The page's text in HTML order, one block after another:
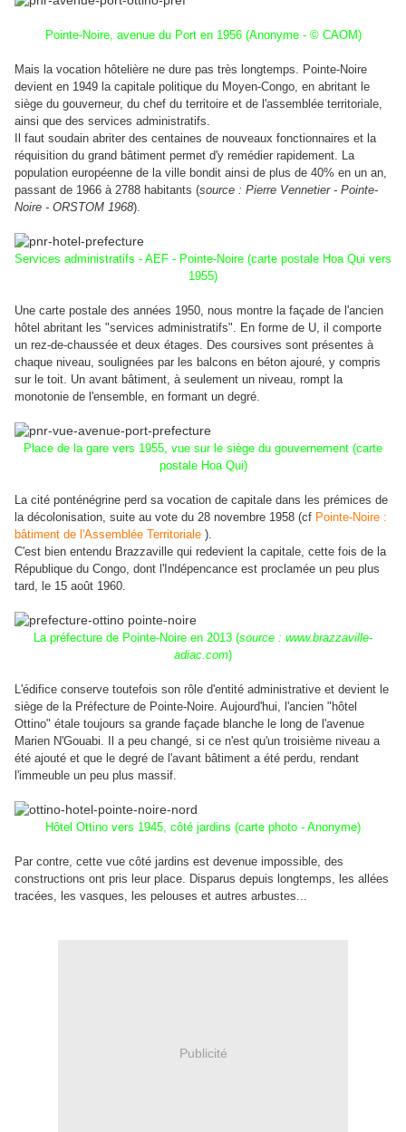
Pointe-Noire, avenue du Port en 1956 (Anonyme - © CAOM)
Mais la vocation hôtelière ne dure pas très longtemps. Pointe-Noire
devient en 1949 la capitale politique du Moyen-Congo, en abritant le
siège du gouverneur, du chef du territoire et de l'assemblée territoriale,
ainsi que des services administratifs.
Il faut soudain abriter des centaines de nouveaux fonctionnaires et la
réquisition du grand bâtiment permet d'y remédier rapidement. La
population européenne de la ville bondit ainsi de plus de 40% en un an,
passant de 1966 à 2788 habitants (source : Pierre Vennetier - Pointe-
Noire - ORSTOM 1968).
Services administratifs - AEF - Pointe-Noire (carte postale Hoa Qui vers
1955)
Une carte postale des années 1950, nous montre la façade de l'ancien
hôtel abritant les "services administratifs". En forme de U, il comporte
un rez-de-chaussée et deux étages. Des coursives sont présentes à
chaque niveau, soulignées par les balcons en béton ajouré, y compris
sur le toit. Un avant bâtiment, à seulement un niveau, rompt la
monotonie de l'ensemble, en formant un degré.
Place de la gare vers 1955, vue sur le siège du gouvernement (carte
postale Hoa Qui)
La cité ponténégrine perd sa vocation de capitale dans les prémices de
la décolonisation, suite au vote du 28 novembre 1958 (cf Pointe-Noire :
bâtiment de l'Assemblée Territoriale ).
C'est bien entendu Brazzaville qui redevient la capitale, cette fois de la
République du Congo, dont l'Indépencance est proclamée un peu plus
tard, le 15 août 1960.
La préfecture de Pointe-Noire en 2013 (source : www.brazzaville-
adiac.com)
L'édifice conserve toutefois son rôle d'entité administrative et devient le
siège de la Préfecture de Pointe-Noire. Aujourd'hui, l'ancien "hôtel
Ottino" étale toujours sa grande façade blanche le long de l'avenue
Marien N'Gouabi. Il a peu changé, si ce n'est qu'un troisième niveau a
été ajouté et que le degré de l'avant bâtiment a été perdu, rendant
l'immeuble un peu plus massif.
Hôtel Ottino vers 1945, côté jardins (carte photo - Anonyme)
Par contre, cette vue côté jardins est devenue impossible, des
constructions ont pris leur place. Disparus depuis longtemps, les allées
tracées, les vasques, les pelouses et autres arbustes...
Publicité